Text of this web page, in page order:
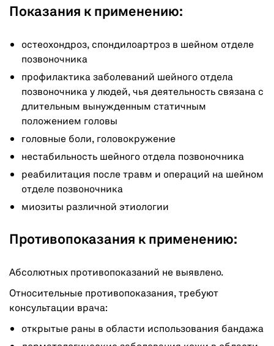
Показания к применению:
остеохондроз, спондилоартроз в шейном отделе
позвоночника
профилактика заболеваний шейного отдела
позвоночника у людей, чья деятельность связана с
длительным вынужденным статичным
положением головы
головные боли, головокружение
нестабильность шейного отдела позвоночника
реабилитация после травм и операций на шейном
отделе позвоночника
миозиты различной этиологии
Противопоказания к применению:
Абсолютных противопоказаний не выявлено.
Относительные противопоказания, требуют
консультации врача:
открытые раны в области использования бандажа